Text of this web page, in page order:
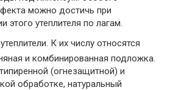
можно достичь при
этого утеплителя по лагам.
К их числу относятся
и комбинированная подложка.
(огнезащитной) и
обработке, натуральный